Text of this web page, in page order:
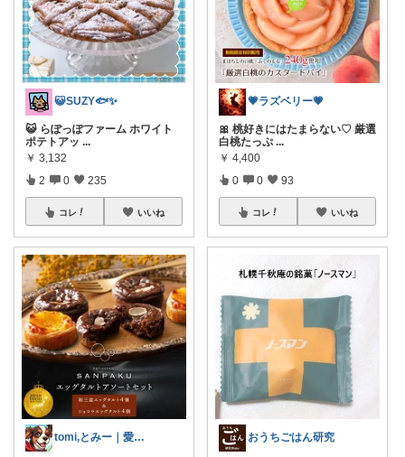
😺SUZY🐟✨
😺 らぽっぽファーム ホワイト
ポテトアッ ...
￥ 3,132
2 0 235
コレ いいね
tomi,とみー｜愛犬家🐾
💗ラズベリー💗
🎀 桃好きにはたまらない♡ 厳選
白桃たっぷ ...
￥ 4,400
0 0 93
コレ いいね
おうちごはん研究